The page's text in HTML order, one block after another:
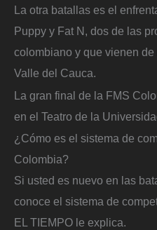
La otra batallas es el
Puppy y Fat N, dos de las
colombiano y que vienen
Valle del Cauca.
La gran final de la FMS
en el Teatro de la
¿Cómo es el sistema de
Colombia?
Si usted es nuevo en las
conoce el sistema de
EL TIEMPO le explica.